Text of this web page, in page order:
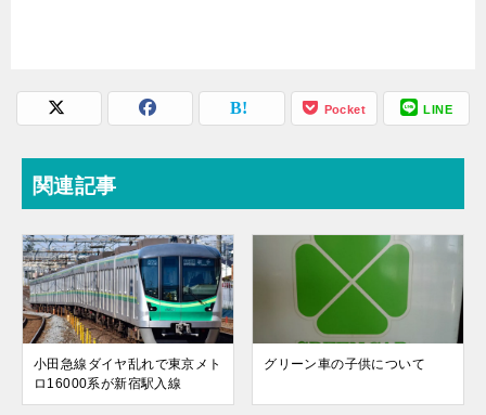
Pocket LINE
関連記事
小田急線ダイヤ乱れで東京メト
ロ16000系が新宿駅入線
グリーン車の子供について